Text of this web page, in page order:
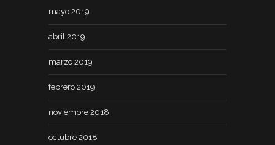
mayo 2019
abril 2019
marzo 2019
febrero 2019
noviembre 2018
octubre 2018